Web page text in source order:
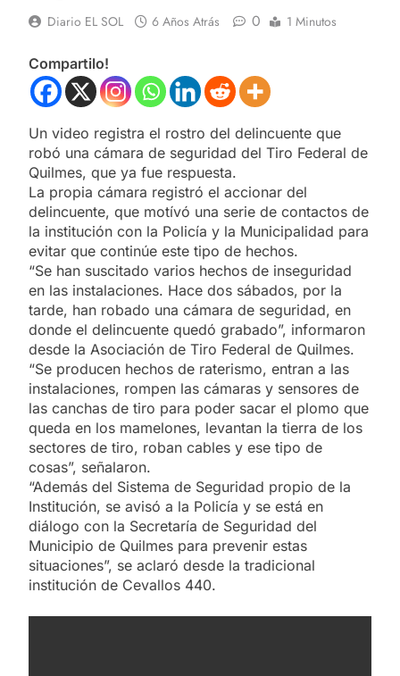
Diario EL SOL 6 Años Atrás 0 1 Minutos
Compartilo!
Un video registra el rostro del delincuente que
robó una cámara de seguridad del Tiro Federal de
Quilmes, que ya fue respuesta.
La propia cámara registró el accionar del
delincuente, que motívó una serie de contactos de
la institución con la Policía y la Municipalidad para
evitar que continúe este tipo de hechos.
“Se han suscitado varios hechos de inseguridad
en las instalaciones. Hace dos sábados, por la
tarde, han robado una cámara de seguridad, en
donde el delincuente quedó grabado”, informaron
desde la Asociación de Tiro Federal de Quilmes.
“Se producen hechos de raterismo, entran a las
instalaciones, rompen las cámaras y sensores de
las canchas de tiro para poder sacar el plomo que
queda en los mamelones, levantan la tierra de los
sectores de tiro, roban cables y ese tipo de
cosas”, señalaron.
“Además del Sistema de Seguridad propio de la
Institución, se avisó a la Policía y se está en
diálogo con la Secretaría de Seguridad del
Municipio de Quilmes para prevenir estas
situaciones”, se aclaró desde la tradicional
institución de Cevallos 440.